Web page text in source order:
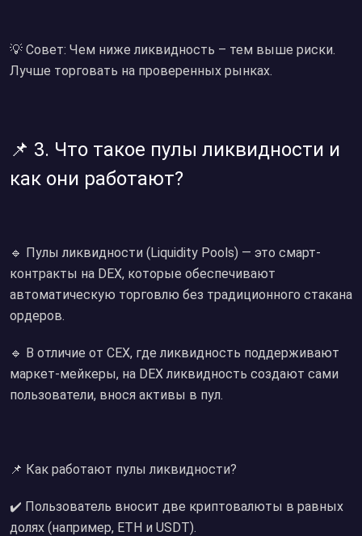
💡 Совет: Чем ниже ликвидность – тем выше риски.
Лучше торговать на проверенных рынках.
📌 3. Что такое пулы ликвидности и
как они работают?
🔹 Пулы ликвидности (Liquidity Pools) — это смарт-
контракты на DEX, которые обеспечивают
автоматическую торговлю без традиционного стакана
ордеров.
🔹 В отличие от CEX, где ликвидность поддерживают
маркет-мейкеры, на DEX ликвидность создают сами
пользователи, внося активы в пул.
📌 Как работают пулы ликвидности?
✔️ Пользователь вносит две криптовалюты в равных
долях (например, ETH и USDT).